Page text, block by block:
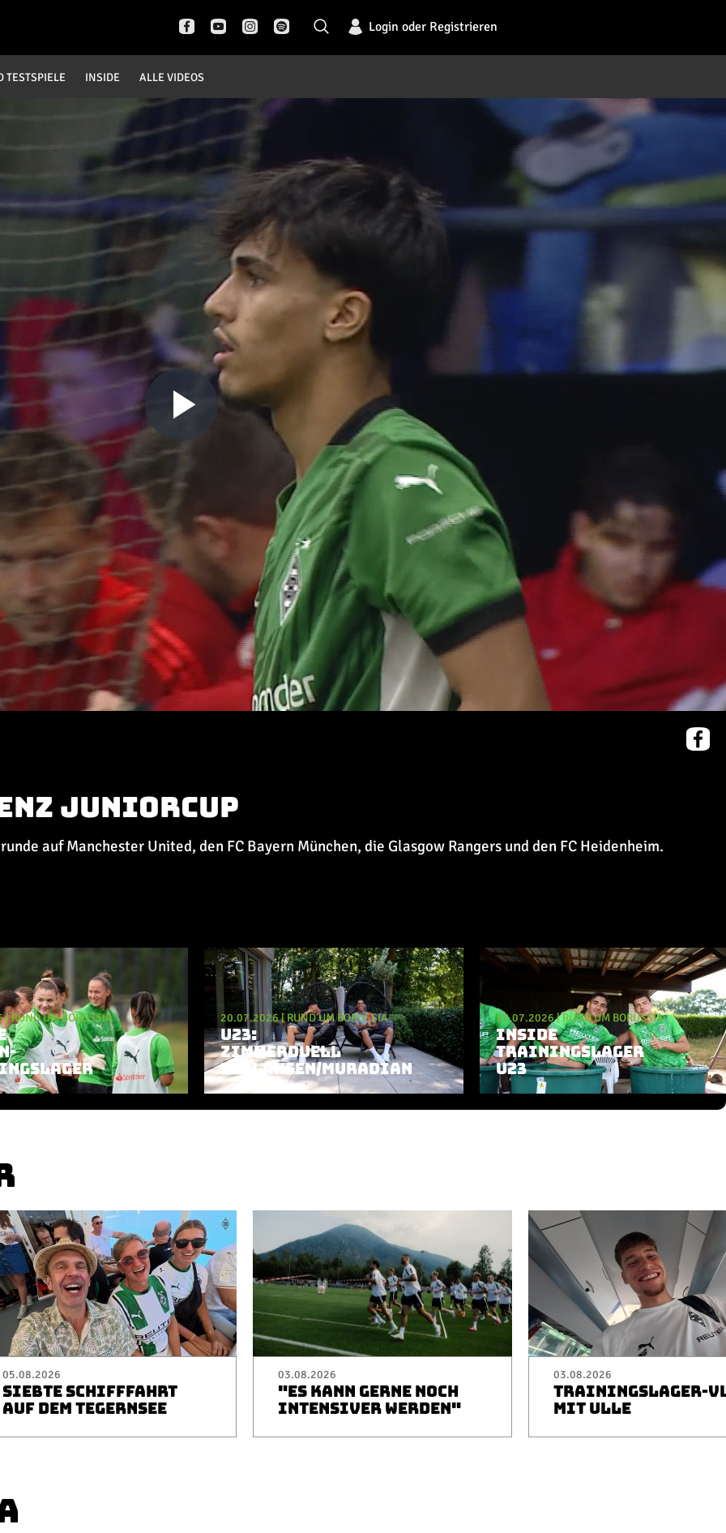
Login oder Registrieren
TESTSPIELE INSIDE ALLE VIDEOS
Pokal- und Testspiele
Testspiele
Inside
Interviews
Pressekonferenzen
Rund um Borussia
Trainingslager
Buntes
Historie
English
Play
Video
Juniorcup
auf Manchester United, den FC Bayern München, die Glasgow Rangers und den FC Heidenheim.
|RUND UM BORUSSIA 20.07.2026|RUND UM BORUSSIA
U23:
ZIMMERDUELL
BELLAHSEN/MURADIAN
17.07.2026|RUND UM BORUSSIA
INSIDE
TRAININGSLAGER
U23
05.08.2026
SIEBTE SCHIFFFAHRT
AUF DEM TEGERNSEE
03.08.2026
"ES KANN GERNE NOCH
INTENSIVER WERDEN"
03.08.2026
TRAININGSLAGER-
MIT ULLE